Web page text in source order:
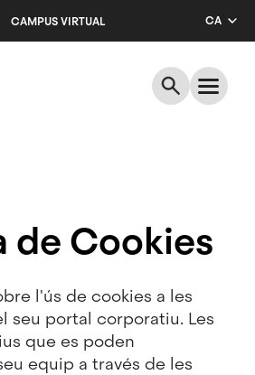
CAMPUS VIRTUAL
CA
ES
de Cookies
l'ús de cookies a les
seu portal corporatiu. Les
que es poden
equip a través de les